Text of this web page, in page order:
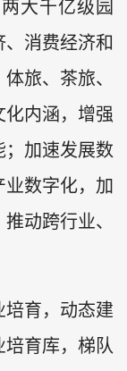
大千亿级园
消费经济和
旅、茶旅、
内涵，增强
；加速发展数
数字化，加
动跨行业、
育，动态建
育库，梯队